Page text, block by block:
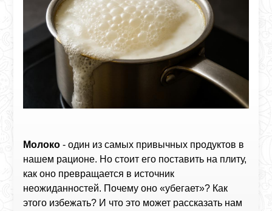
Молоко - один из самых привычных продуктов в
нашем рационе. Но стоит его поставить на плиту,
как оно превращается в источник
неожиданностей. Почему оно «убегает»? Как
этого избежать? И что это может рассказать нам